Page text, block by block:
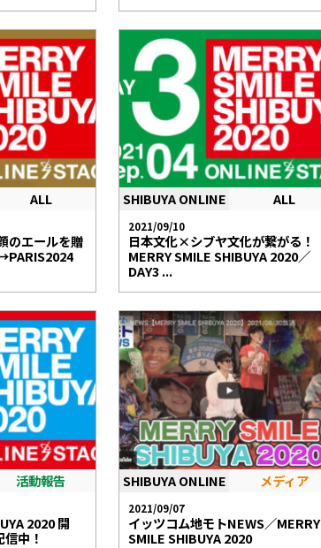
ALL
のエールを贈
SHIBUYA ONLINE ALL
2021/09/10
日本文化×シブヤ文化が繋がる！
MERRY SMILE SHIBUYA 2020／
DAY3 ...
活動報告
2020 開
中！
SHIBUYA ONLINE メディア
2021/09/07
イッツコム地モトNEWS／MERRY
SMILE SHIBUYA 2020